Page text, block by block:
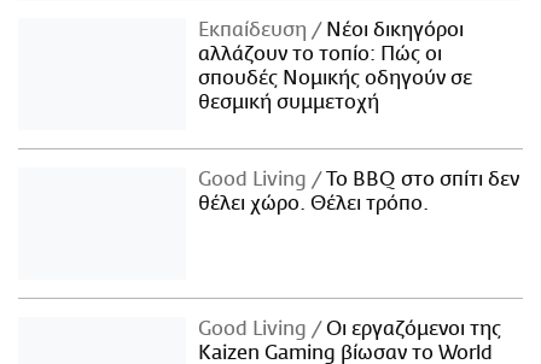
Εκπαίδευση
Νέοι δικηγόροι
αλλάζουν το τοπίο: Πώς οι
σπουδές Νομικής οδηγούν σε
θεσμική συμμετοχή
Good Living
Το BBQ στο σπίτι δεν
θέλει χώρο. Θέλει τρόπο.
Good Living
Οι εργαζόμενοι της
Kaizen Gaming βίωσαν το World